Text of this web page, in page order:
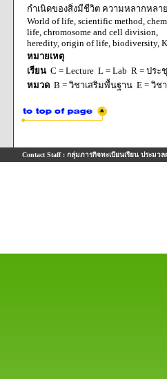
กำเนิดของสิ่งมีชีวิต ความหลากหลา
World of life, scientific method,
life, chromosome and cell division,
heredity, origin of life, biodiversity,
หมายเหตุ
เรียน C = Lecture L = Lab R = ประ
หมวด B = วิชาเสริมพื้นฐาน E = วิช
Contact Staff : กลุ่มภารกิจทะเบียนเรียน ประมวล